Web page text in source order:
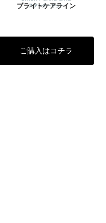
ブライトケアライン
ご購入はコチラ